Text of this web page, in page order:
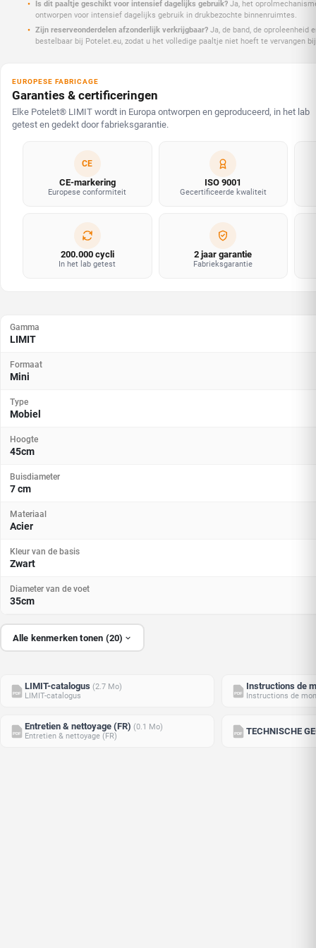
Is dit paaltje geschikt voor intensief dagelijks gebruik? Ja, het
ontworpen voor intensief dagelijks gebruik in drukbezochte binnenruimtes.
Zijn reserveonderdelen afzonderlijk verkrijgbaar? Ja, de band, de oproleenheid
bestelbaar bij Potelet.eu, zodat u het volledige paaltje niet hoeft te vervangen
EUROPESE FABRICAGE
Garanties & certificeringen
Elke Potelet® LIMIT wordt in Europa ontworpen en geproduceerd, in het lab
getest en gedekt door fabrieksgarantie.
CE
CE-markering
Europese conformiteit
ISO 9001
Gecertificeerde kwaliteit
200.000 cycli
In het lab getest
2 jaar garantie
Fabrieksgarantie
Gamma
LIMIT
Formaat
Mini
Type
Mobiel
Hoogte
45cm
Buisdiameter
7 cm
Materiaal
Acier
Kleur van de basis
Zwart
Diameter van de voet
35cm
Alle kenmerken tonen (20)
PDF
LIMIT-catalogus (2.7 Mo)
LIMIT-catalogus
PDF
Instructions de
Instructions de
PDF
Entretien & nettoyage (FR) (0.1 Mo)
Entretien & nettoyage (FR)
PDF TECHNISCHE